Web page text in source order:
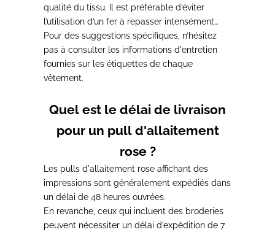
qualité du tissu. Il est préférable d’éviter
l’utilisation d’un fer à repasser intensément
chaud ou d’un défroisseur avant le premier
lavage.
Pour des suggestions spécifiques, n’hésitez
pas à consulter les informations d'entretien
fournies sur les étiquettes de chaque
vêtement.
Quel est le délai de livraison
pour un pull d'allaitement
rose ?
Les pulls d'allaitement rose affichant des
impressions sont généralement expédiés dans
un délai de 48 heures ouvrées.
En revanche, ceux qui incluent des broderies
peuvent nécessiter un délai d’expédition de 7